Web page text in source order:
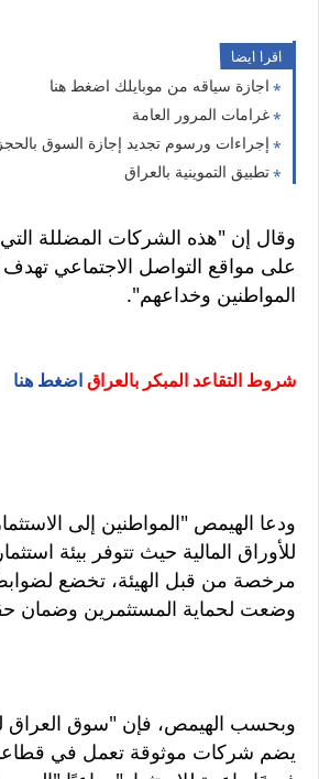
اقرا ايضا
اجازة سياقه من موبايلك اضغط هنا
غرامات المرور العامة
إجراءات ورسوم تجديد إجازة السوق بالحجز
تطبيق التموينية بالعراق
وقال إن "هذه الشركات المضللة التي
على مواقع التواصل الاجتماعي تهدف
المواطنين وخداعهم".
شروط التقاعد المبكر بالعراقاضغط هنا
ودعا الهيمص "المواطنين إلى
للأوراق المالية حيث تتوفر بيئة
مرخصة من قبل الهيئة، تخضع
وضعت لحماية المستثمرين وضمان
وبحسب الهيمص، فإن "سوق العراق
يضم شركات موثوقة تعمل في